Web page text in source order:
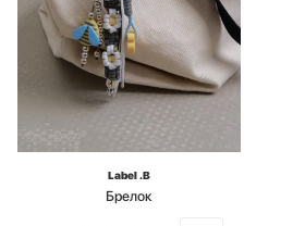
Label .B
Брелок